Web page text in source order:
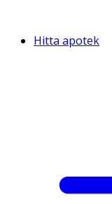
Hitta apotek